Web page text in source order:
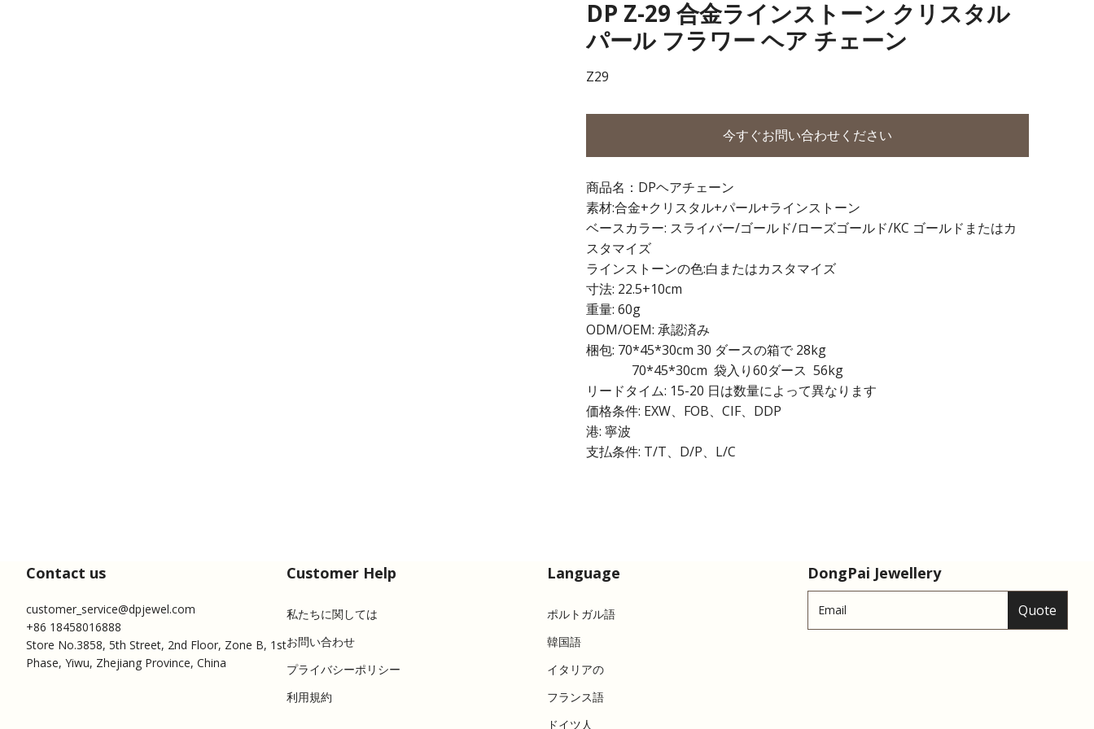
DP Z-29 合金ラインストーン クリスタル
パール フラワー ヘア チェーン
Z29
今すぐお問い合わせください
商品名：DPヘアチェーン
素材:合金+クリスタル+パール+ラインストーン
ベースカラー: スライバー/ゴールド/ローズゴールド/KC ゴールドまたはカ
スタマイズ
ラインストーンの色:白またはカスタマイズ
寸法: 22.5+10cm
重量: 60g
ODM/OEM: 承認済み
梱包: 70*45*30cm 30 ダースの箱で 28kg
70*45*30cm 袋入り60ダース 56kg
リードタイム: 15-20 日は数量によって異なります
価格条件: EXW、FOB、CIF、DDP
港: 寧波
支払条件: T/T、D/P、L/C
Contact us
customer_service@dpjewel.com
+86 18458016888
Store No.3858, 5th Street, 2nd Floor, Zone B, 1st
Phase, Yiwu, Zhejiang Province, China
Customer Help
私たちに関しては
お問い合わせ
プライバシーポリシー
利用規約
Language
ポルトガル語
韓国語
イタリアの
フランス語
ドイツ人
DongPai Jewellery
Quote